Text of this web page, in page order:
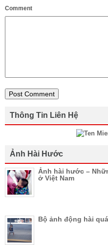
Comment
Thông Tin Liên Hệ
Ảnh Hài Hước
Ảnh hài hước –
ở Việt Nam
Bộ ảnh động hài